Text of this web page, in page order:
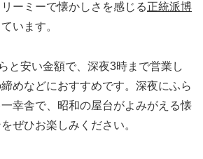
ーミーで懐かしさを感じる正統派博
います。
と安い金額で、深夜3時まで営業し
めなどにおすすめです。深夜にふら
幸舎で、昭和の屋台がよみがえる懐
ぜひお楽しみください。